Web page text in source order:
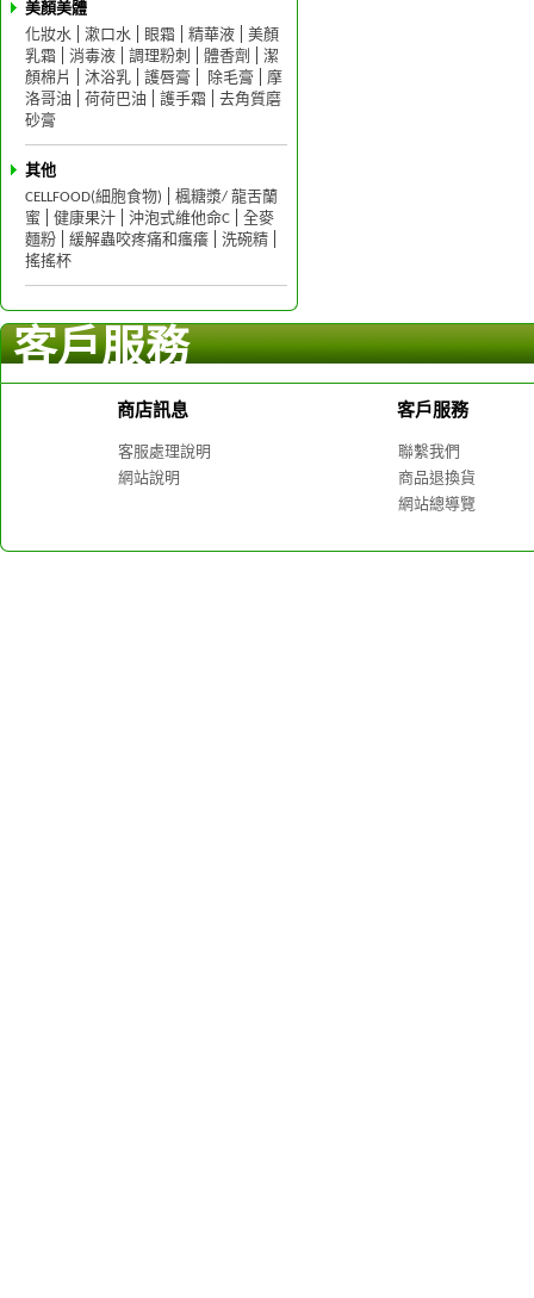
美顏美體
化妝水
漱口水 眼霜 精華液
美顏
乳霜
消毒液 調理粉刺 體香劑
潔
顏棉片
沐浴乳 護唇膏 除毛膏
摩
洛哥油
荷荷巴油 護手霜
去角質磨
砂膏
其他
CELLFOOD(細胞食物)
楓糖漿/ 龍舌蘭
蜜
健康果汁 沖泡式維他命C
全麥
麵粉
緩解蟲咬疼痛和瘙癢
洗碗精
搖搖杯
客戶服務
商店訊息
客服處理說明
網站說明
客戶服務
聯繫我們
商品退換貨
網站總導覽